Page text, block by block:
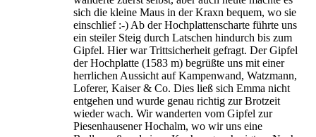
sich die kleine Maus in der Kraxn bequem, wo sie
einschlief :-) Ab der Hochplattenscharte führte uns
ein steiler Steig durch Latschen hindurch bis zum
Gipfel. Hier war Trittsicherheit gefragt. Der Gipfel
der Hochplatte (1583 m) begrüßte uns mit einer
herrlichen Aussicht auf Kampenwand, Watzmann,
Loferer, Kaiser & Co. Dies ließ sich Emma nicht
entgehen und wurde genau richtig zur Brotzeit
wieder wach. Wir wanderten vom Gipfel zur
Piesenhausener Hochalm, wo wir uns eine